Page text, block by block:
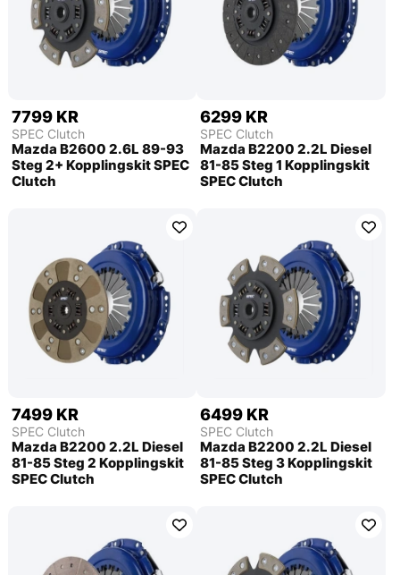
7799 KR
SPEC Clutch
Mazda B2600 2.6L 89-93
Steg 2+ Kopplingskit SPEC
Clutch
6299 KR
SPEC Clutch
Mazda B2200 2.2L Diesel
81-85 Steg 1 Kopplingskit
SPEC Clutch
7499 KR
SPEC Clutch
Mazda B2200 2.2L Diesel
81-85 Steg 2 Kopplingskit
SPEC Clutch
6499 KR
SPEC Clutch
Mazda B2200 2.2L Diesel
81-85 Steg 3 Kopplingskit
SPEC Clutch